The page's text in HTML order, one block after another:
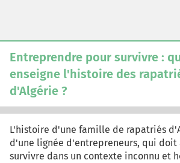
Entreprendre pour survivre :
enseigne l'histoire des
d'Algérie ?
L'histoire d'une famille de rapatriés
d'une lignée d'entrepreneurs, qui doit
survivre dans un contexte inconnu et